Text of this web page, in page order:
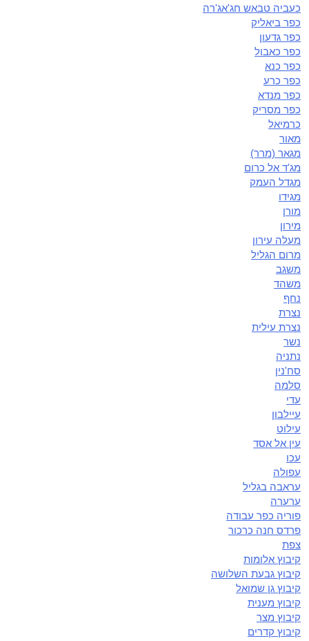
כעביה טבאש חג'אג'רה
כפר ביאליק
כפר גדעון
כפר כאבול
כפר כנא
כפר כרע
כפר מנדא
כפר מסריק
כרמיאל
מאור
מגאר (מרר)
מג'ד אל כרום
מגדל העמק
מגידו
מורן
מירון
מעלה עירון
מרום הגליל
משגב
משהד
נחף
נצרת
נצרת עילית
נשר
נתניה
סח'נין
סלמה
עדי
עיילבון
עילוט
עין אל אסד
עכו
עפולה
עראבה בגליל
ערערה
פוריה כפר עבודה
פרדס חנה כרכור
צפת
קיבוץ אלומות
קיבוץ גבעת השלושה
קיבוץ גן שמואל
קיבוץ מענית
קיבוץ מצר
קיבוץ קדרים